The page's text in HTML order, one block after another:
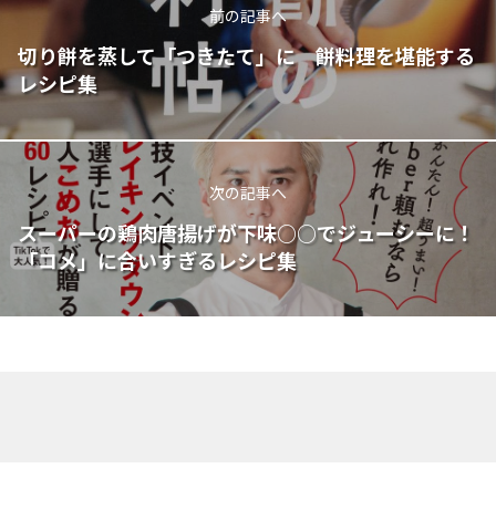
前の記事へ
切り餅を蒸して「つきたて」に 餅料理を堪能する
レシピ集
次の記事へ
スーパーの鶏肉唐揚げが下味○○でジューシーに！
「コメ」に合いすぎるレシピ集